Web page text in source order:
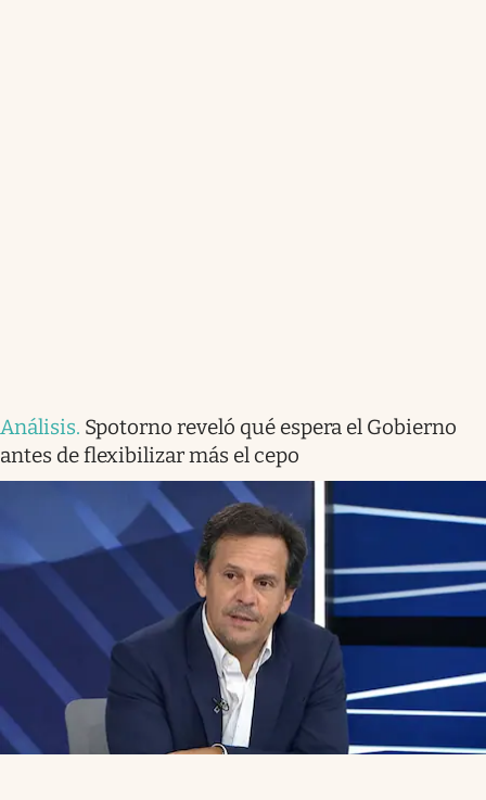
Análisis. Spotorno reveló qué espera el Gobierno
antes de flexibilizar más el cepo